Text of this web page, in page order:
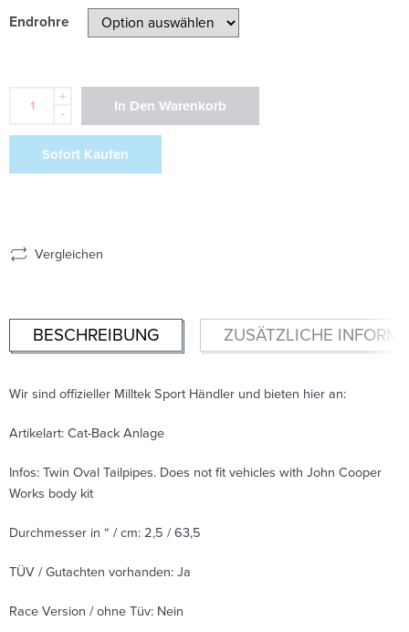
Endrohre
+
-
In Den Warenkorb
Sofort Kaufen
Vergleichen
BESCHREIBUNG ZUSÄTZLICHE
Wir sind offizieller Milltek Sport Händler und bieten hier an:
Artikelart: Cat-Back Anlage
Infos: Twin Oval Tailpipes. Does not fit vehicles with John Cooper
Works body kit
Durchmesser in “ / cm: 2,5 / 63,5
TÜV / Gutachten vorhanden: Ja
Race Version / ohne Tüv: Nein